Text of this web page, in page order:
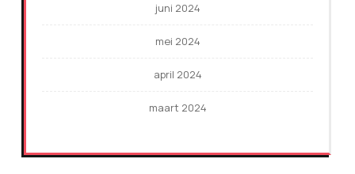
juni 2024
mei 2024
april 2024
maart 2024